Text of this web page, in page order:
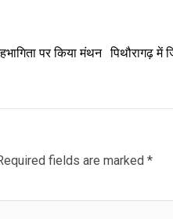
पर किया मंथन
पिथौरागढ़ में
fields are marked *